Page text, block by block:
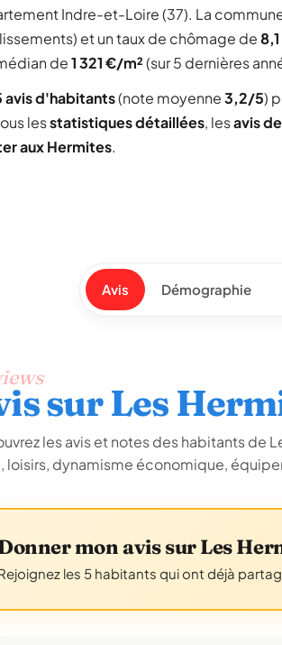
Indre-et-Loire (37). La
et un taux de chômage de
de1 321 €/m²(sur 5 dernières
avis d'habitants(note moyenne3,2/5)
lesstatistiques détaillées, lesavis
aux Hermites.
Avis Démographie
sur Les
les avis et notes des habitants de
loisirs, dynamisme économique,
mon avis sur Les
les 5 habitants qui ont déjà